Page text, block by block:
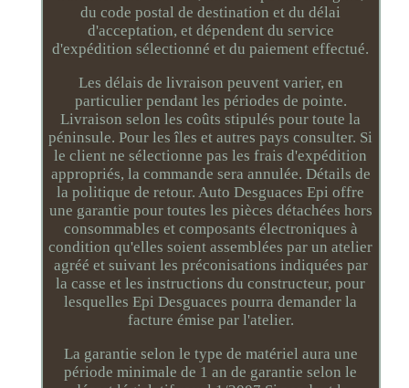
du code postal de destination et du délai
d'acceptation, et dépendent du service
d'expédition sélectionné et du paiement effectué.
Les délais de livraison peuvent varier, en
particulier pendant les périodes de pointe.
Livraison selon les coûts stipulés pour toute la
péninsule. Pour les îles et autres pays consulter. Si
le client ne sélectionne pas les frais d'expédition
appropriés, la commande sera annulée. Détails de
la politique de retour. Auto Desguaces Epi offre
une garantie pour toutes les pièces détachées hors
consommables et composants électroniques à
condition qu'elles soient assemblées par un atelier
agréé et suivant les préconisations indiquées par
la casse et les instructions du constructeur, pour
lesquelles Epi Desguaces pourra demander la
facture émise par l'atelier.
La garantie selon le type de matériel aura une
période minimale de 1 an de garantie selon le